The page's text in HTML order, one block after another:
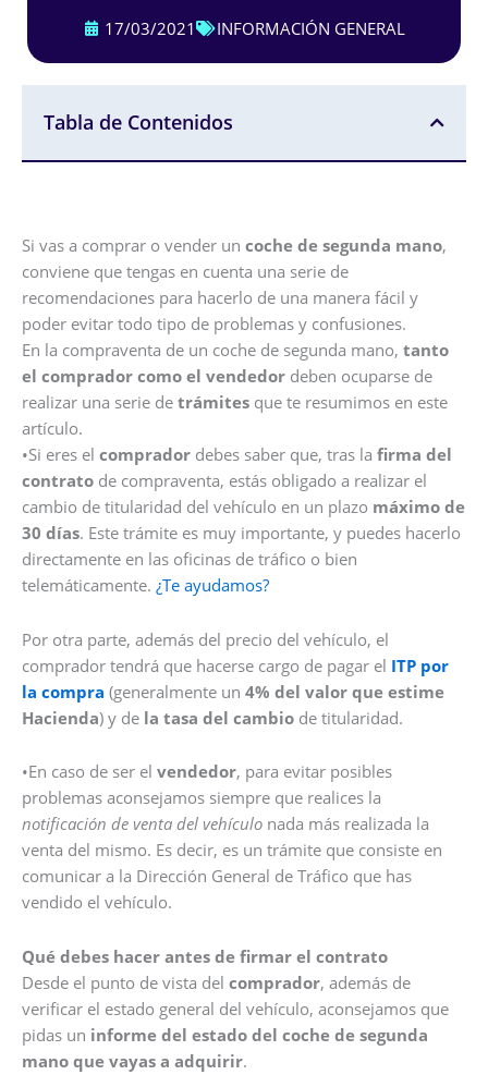
17/03/2021 INFORMACIÓN GENERAL
Tabla de Contenidos
Si vas a comprar o vender un coche de segunda mano,
conviene que tengas en cuenta una serie de
recomendaciones para hacerlo de una manera fácil y
poder evitar todo tipo de problemas y confusiones.
En la compraventa de un coche de segunda mano, tanto
el comprador como el vendedor deben ocuparse de
realizar una serie de trámites que te resumimos en este
artículo.
•Si eres el comprador debes saber que, tras la firma del
contrato de compraventa, estás obligado a realizar el
cambio de titularidad del vehículo en un plazo máximo de
30 días. Este trámite es muy importante, y puedes hacerlo
directamente en las oficinas de tráfico o bien
telemáticamente. ¿Te ayudamos?
Por otra parte, además del precio del vehículo, el
comprador tendrá que hacerse cargo de pagar el ITP por
la compra (generalmente un 4% del valor que estime
Hacienda) y de la tasa del cambio de titularidad.
•En caso de ser el vendedor, para evitar posibles
problemas aconsejamos siempre que realices la
notificación de venta del vehículo nada más realizada la
venta del mismo. Es decir, es un trámite que consiste en
comunicar a la Dirección General de Tráfico que has
vendido el vehículo.
Qué debes hacer antes de firmar el contrato
Desde el punto de vista del comprador, además de
verificar el estado general del vehículo, aconsejamos que
pidas un informe del estado del coche de segunda
mano que vayas a adquirir.